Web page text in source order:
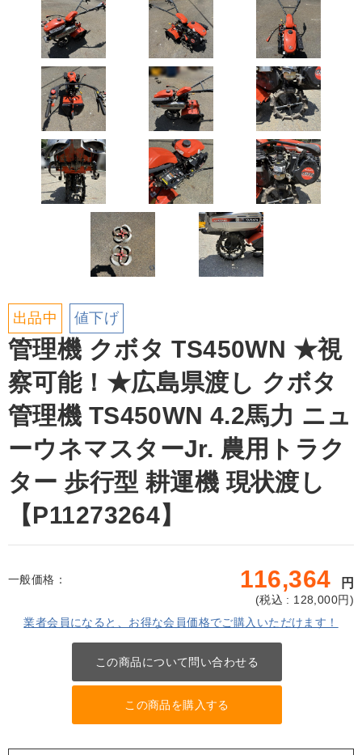
出品中 値下げ
管理機 クボタ TS450WN ★視
察可能！★広島県渡し クボタ
管理機 TS450WN 4.2馬力 ニュ
ーウネマスターJr. 農用トラク
ター 歩行型 耕運機 現状渡し
【P11273264】
一般価格： 116,364 円
(税込 : 128,000円)
業者会員になると、お得な会員価格でご購入いただけます！
この商品について問い合わせる
この商品を購入する